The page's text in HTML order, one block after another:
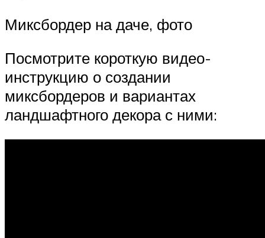
Миксбордер на даче, фото
Посмотрите короткую видео-
инструкцию о создании
миксбордеров и вариантах
ландшафтного декора с ними: